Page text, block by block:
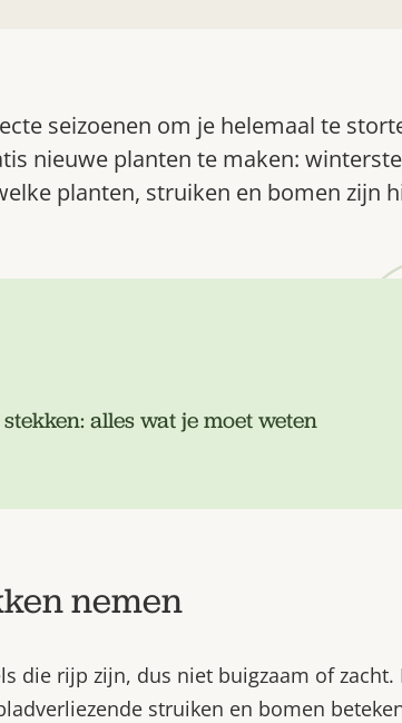
seizoenen om je helemaal te
nieuwe planten te maken:
planten, struiken en bomen zijn
alles wat je moet weten
nemen
die rijp zijn, dus niet buigzaam of
struiken en bomen